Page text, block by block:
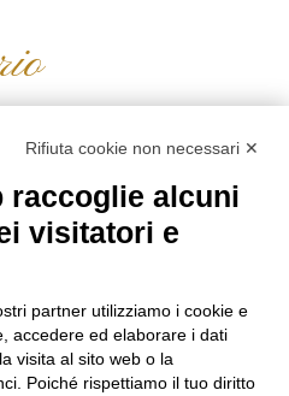
al mondo, nasce nelle secolari
della DOC, per originare un
Rifiuta cookie non necessari ✕
raccoglie alcuni
visitatori e
partner utilizziamo i cookie e
accedere ed elaborare i dati
visita al sito web o la
Poiché rispettiamo il tuo diritto